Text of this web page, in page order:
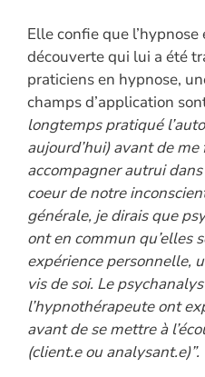
Elle confie que
découverte qui lui a été
praticiens en hypnose,
champs d’application
longtemps pratiqué
aujourd’hui) avant de
accompagner autrui
coeur de notre
générale, je dirais que
ont en commun qu’elles
expérience personnelle,
vis de soi. Le
l’hypnothérapeute ont
avant de se mettre à
(client.e ou analysant.e)”.